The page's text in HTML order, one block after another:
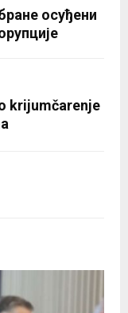
осуђени
krijumčarenje